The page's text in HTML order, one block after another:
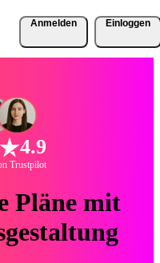
Anmelden Einloggen
4.9
Trustpilot
Pläne mit